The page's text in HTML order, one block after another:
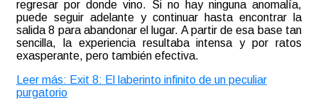
regresar por donde vino. Si no hay ninguna anomalía,
puede seguir adelante y continuar hasta encontrar la
salida 8 para abandonar el lugar. A partir de esa base tan
sencilla, la experiencia resultaba intensa y por ratos
exasperante, pero también efectiva.
Leer más: Exit 8: El laberinto infinito de un peculiar
purgatorio